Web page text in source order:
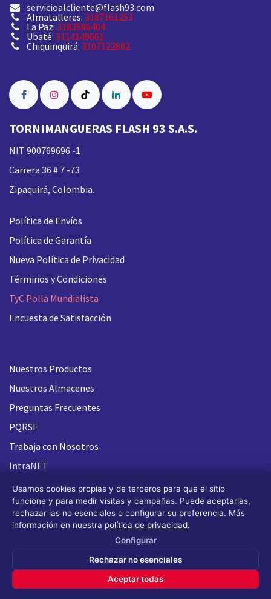
servicioalcliente@flash93.com
Almatalleres: 3187161253
La Paz: 3183586404
Ubaté: 3114149661
Chiquinquirá: 3107122882
TORNIMANGUERAS FLASH 93 S.A.S.
NIT 900769696 -1
Carrera 36 # 7 -73
Zipaquirá, Colombia.
Política de Envíos
Política de Garantía
Nueva Política de Privacidad
Términos y Condiciones
TyC Polla Mundialista
Encuesta de Satisfacción
Nuestros Productos
Nuestros Almacenes
Preguntas Frecuentes
PQRSF
Trabaja con Nosotros
IntraNET
Todos los derechos reservados FLASH 93
Usamos cookies propias y de terceros para que el sitio
funcione y para medir visitas y campañas. Puede aceptarlas,
rechazar las no esenciales o configurar su preferencia. Más
información en nuestra política de privacidad.
Configurar
Rechazar no esenciales
Aceptar todas